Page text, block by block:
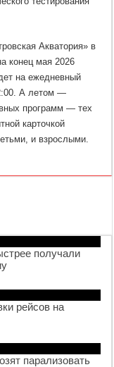
Акватория» в
конец мая 2026
на ежедневный
А летом —
программ — тех
карточкой
и взрослыми.
получали
рейсов на
парализовать